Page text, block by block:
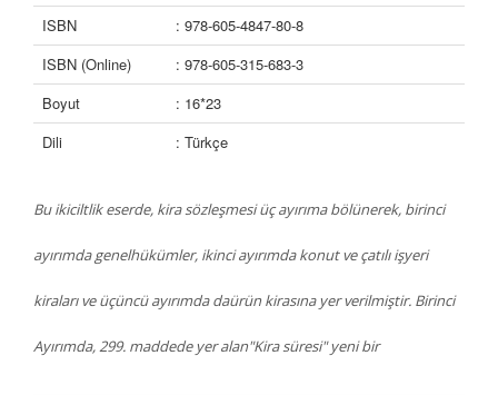
ISBN
: 978-605-4847-80-8
ISBN (Online)
: 978-605-315-683-3
Boyut
: 16*23
Dili
: Türkçe
Bu ikiciltlik eserde, kira sözleşmesi üç ayırıma bölünerek, birinci
ayırımda genelhükümler, ikinci ayırımda konut ve çatılı işyeri
kiraları ve üçüncü ayırımda daürün kirasına yer verilmiştir. Birinci
Ayırımda, 299. maddede yer alan"Kira süresi" yeni bir